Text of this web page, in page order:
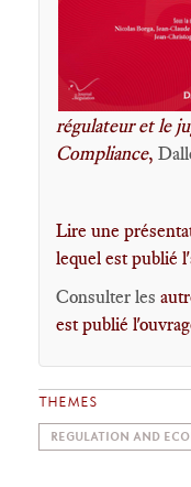
régulateur et le
Compliance,
Lire une
lequel est publié
Consulter les
est publié
THEMES
REGULATION AND